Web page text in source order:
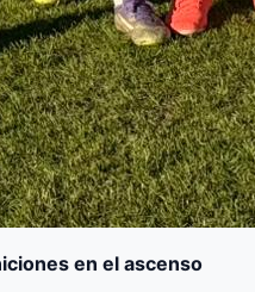
en el ascenso